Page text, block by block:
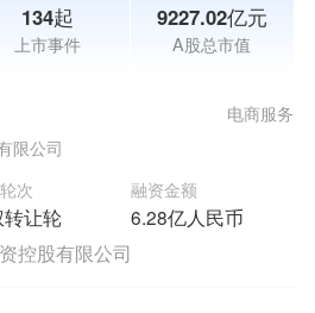
134起
上市事件
9227.02亿元
A股总市值
限公司
次
转让轮
融资金额
6.28亿人民币
电商服务
控股有限公司